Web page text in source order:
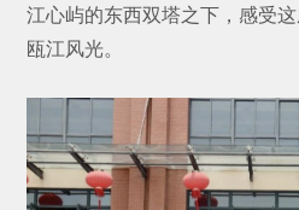
江心屿的东西双塔之下，感受
瓯江风光。